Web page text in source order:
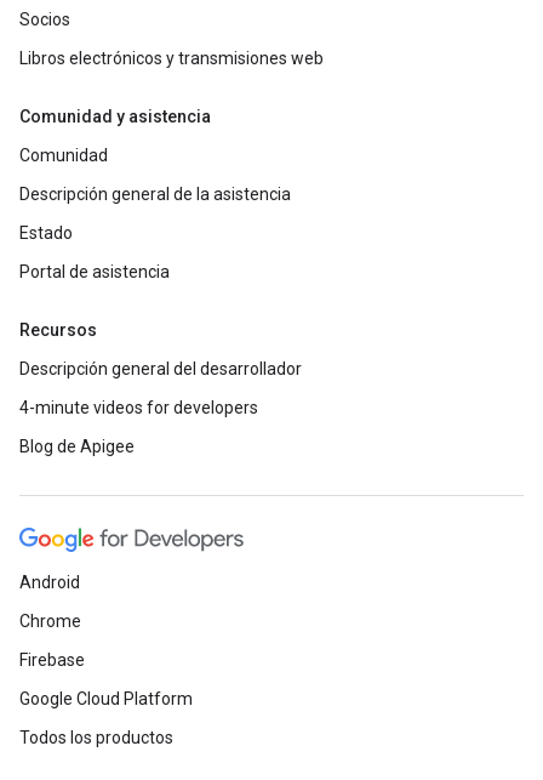
Socios
Libros electrónicos y transmisiones web
Comunidad y asistencia
Comunidad
Descripción general de la asistencia
Estado
Portal de asistencia
Recursos
Descripción general del desarrollador
4-minute videos for developers
Blog de Apigee
Android
Chrome
Firebase
Google Cloud Platform
Todos los productos